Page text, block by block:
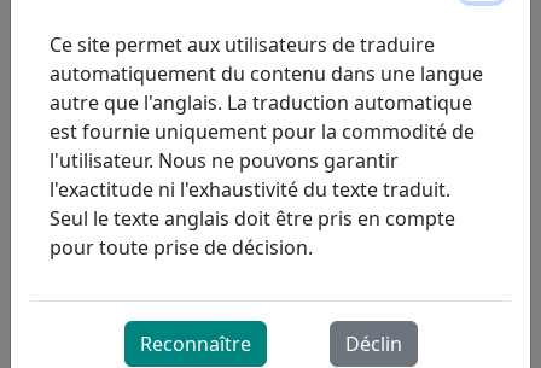
Ce site permet aux utilisateurs de traduire
automatiquement du contenu dans une langue
autre que l'anglais. La traduction automatique
est fournie uniquement pour la commodité de
l'utilisateur. Nous ne pouvons garantir
l'exactitude ni l'exhaustivité du texte traduit.
Seul le texte anglais doit être pris en compte
pour toute prise de décision.
Reconnaître Déclin